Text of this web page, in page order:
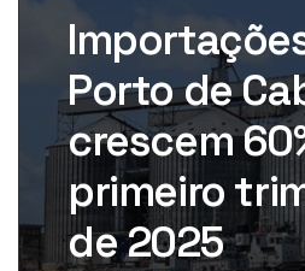
Porto de
crescem
primeiro
de 2025
acaba de inaugurar sua
estrutura após
superiores a R$ 300
Dados […]